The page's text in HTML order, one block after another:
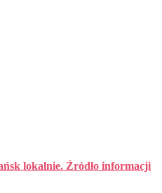
lokalnie. Źródło informacji